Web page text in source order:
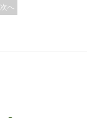
次へ